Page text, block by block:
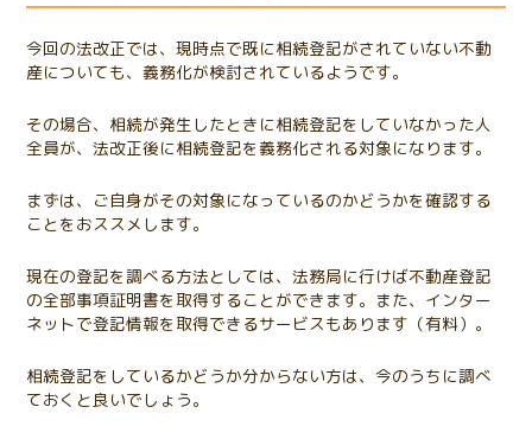
今回の法改正では、現時点で既に相続登記がされていない不動
産についても、義務化が検討されているようです。
その場合、相続が発生したときに相続登記をしていなかった人
全員が、法改正後に相続登記を義務化される対象になります。
まずは、ご自身がその対象になっているのかどうかを確認する
ことをおススメします。
現在の登記を調べる方法としては、法務局に行けば不動産登記
の全部事項証明書を取得することができます。また、インター
ネットで登記情報を取得できるサービスもあります（有料）。
相続登記をしているかどうか分からない方は、今のうちに調べ
ておくと良いでしょう。